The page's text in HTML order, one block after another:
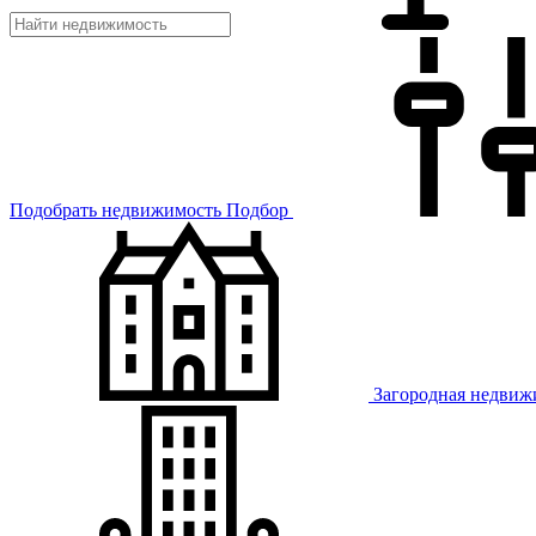
Подобрать недвижимость Подбор
Загородная